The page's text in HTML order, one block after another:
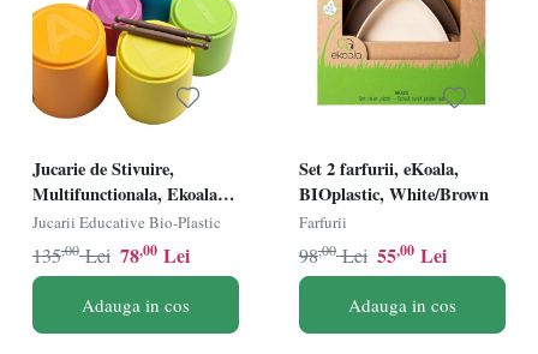
Jucarie de Stivuire,
Multifunctionala, Ekoala,
BIOplastic
Jucarii Educative Bio-Plastic
78,00 Lei
135,00 Lei
Adauga in cos
Set 2 farfurii, eKoala,
BIOplastic, White/Brown
Farfurii
55,00 Lei
98,00 Lei
Adauga in cos